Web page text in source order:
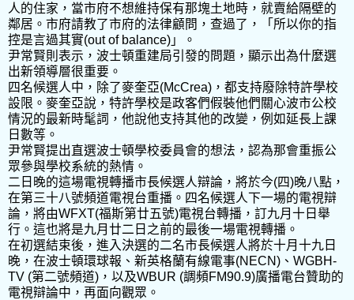
人的住家，當市府不想維持保有那塊土地時，就賣給隔壁的
鄰居。市府請教了市府的法律顧問，查過了，「所以你的指
控是言過其實(out of balance)」。
尹常賢則表示，波士頓重建局引發的問題，顯示出為什麼選
出新領導層很重要。
四名候選人中，除了麥奎亞(McCrea)，都支持廢除特許學校
設限。麥奎亞說，特許學校是政客們假裝他們關心波市公校
情況的最新時髦詞，他說他支持其他的改變，例如延長上課
日數等。
尹常賢提出直選波士頓學校委員會的想法，認為那會重振公
眾參與學校系統的熱情。
二日晚的這場電視轉播市長候選人辯論，將於今(四)晚八點，
在第三十八號頻道電視台重播。四名候選人下一場的電視辯
論，將由WFXT(福斯第廿五號)電視台轉播，訂九月十日舉
行。這也將是九月廿二日之前的最後一場電視轉播。
在初選結束後，進入決選的二名市長候選人將於十月十九日
晚，在波士頓環球報、新英格蘭有線電事(NECN)、WGBH-
TV (第二號頻道)，以及WBUR (調頻FM90.9)廣播電台贊助的
電視辯論中，再面向觀眾。